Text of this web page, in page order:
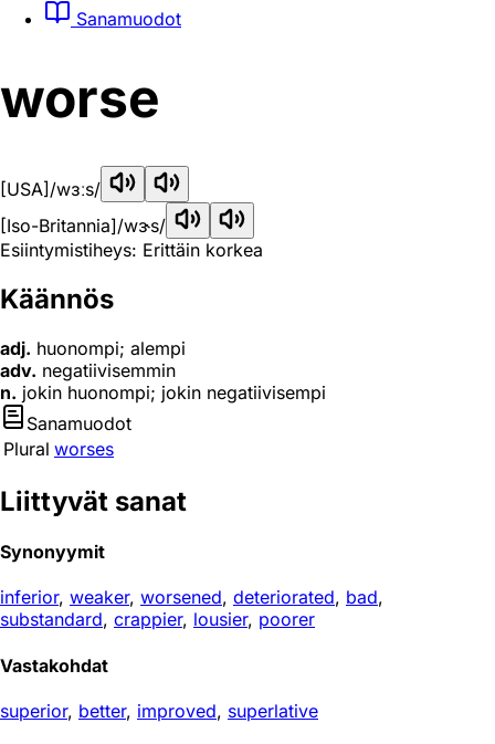
Sanamuodot
worse
[USA] /wɜːs/
[Iso-Britannia]/wɝs/
Esiintymistiheys: Erittäin korkea
Käännös
adj. huonompi; alempi
adv. negatiivisemmin
n. jokin huonompi; jokin negatiivisempi
Sanamuodot
Plural worses
Liittyvät sanat
Synonyymit
inferior, weaker, worsened, deteriorated, bad,
substandard, crappier, lousier, poorer
Vastakohdat
superior, better, improved, superlative